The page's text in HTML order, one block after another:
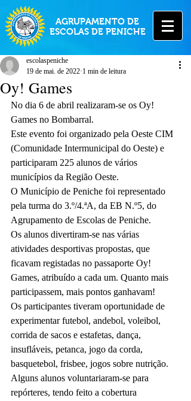
AGRUPAMENTO DE
ESCOLAS DE PENICHE
Oy! Games
escolaspeniche
19 de mai. de 2022 1 min de leitura
No dia 6 de abril realizaram-se os Oy!
Games no Bombarral.
Este evento foi organizado pela Oeste CIM
(Comunidade Intermunicipal do Oeste) e
participaram 225 alunos de vários
municípios da Região Oeste.
O Município de Peniche foi representado
pela turma do 3.º/4.ªA, da EB N.º5, do
Agrupamento de Escolas de Peniche.
Os alunos divertiram-se nas várias
atividades desportivas propostas, que
ficavam registadas no passaporte Oy!
Games, atribuído a cada um. Quanto mais
participassem, mais pontos ganhavam!
Os participantes tiveram oportunidade de
experimentar futebol, andebol, voleibol,
corrida de sacos e estafetas, dança,
insufláveis, petanca, jogo da corda,
basquetebol, frisbee, jogos sobre nutrição.
Alguns alunos voluntariaram-se para
repórteres, tendo feito a cobertura